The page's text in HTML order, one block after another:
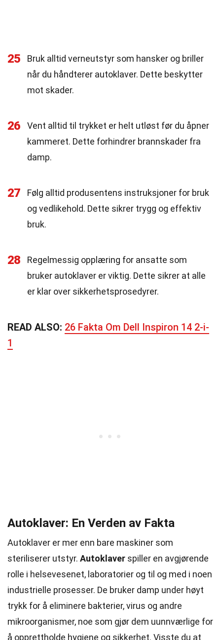
25
Bruk alltid verneutstyr som hansker og briller
når du håndterer autoklaver. Dette beskytter
mot skader.
26
Vent alltid til trykket er helt utløst før du åpner
kammeret. Dette forhindrer brannskader fra
damp.
27
Følg alltid produsentens instruksjoner for bruk
og vedlikehold. Dette sikrer trygg og effektiv
bruk.
28
Regelmessig opplæring for ansatte som
bruker autoklaver er viktig. Dette sikrer at alle
er klar over sikkerhetsprosedyrer.
READ ALSO: 26 Fakta Om Dell Inspiron 14 2-i-
1
Autoklaver: En Verden av Fakta
Autoklaver er mer enn bare maskiner som
steriliserer utstyr. Autoklaver spiller en avgjørende
rolle i helsevesenet, laboratorier og til og med i noen
industrielle prosesser. De bruker damp under høyt
trykk for å eliminere bakterier, virus og andre
mikroorganismer, noe som gjør dem uunnværlige for
å opprettholde hygiene og sikkerhet. Visste du at